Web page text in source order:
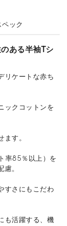
ペック
ある半袖Tシ
リケートな赤ち
ックコットンを
す。
率85％以上）を
。
すさにもこだわ
も活躍する、機